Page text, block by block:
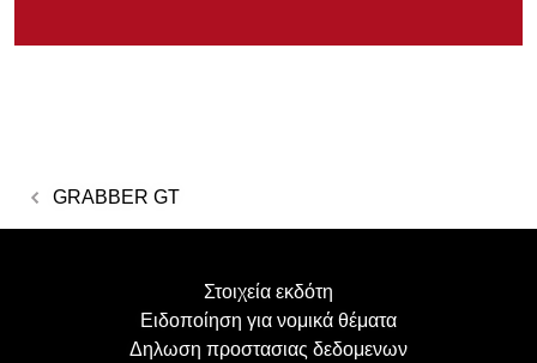
GRABBER GT
Στοιχεία εκδότη
Ειδοποίηση για νομικά θέματα
Δηλωση προστασιας δεδομενων